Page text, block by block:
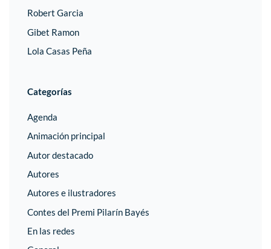
Robert Garcia
Gibet Ramon
Lola Casas Peña
Categorías
Agenda
Animación principal
Autor destacado
Autores
Autores e ilustradores
Contes del Premi Pilarín Bayés
En las redes